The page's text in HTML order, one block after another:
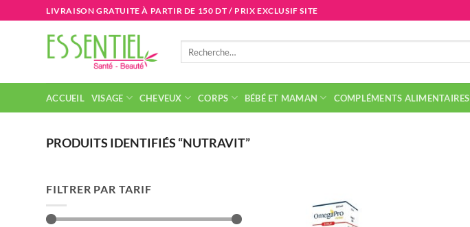
au
LIVRAISON GRATUITE À PARTIR DE 150 DT / PRIX EXCLUSIF SITE
ACCUEIL VISAGE CHEVEUX CORPS BÉBÉ ET MAMAN COMPLÉMENTS ALIMENTAIRES
PRODUITS IDENTIFIÉS “NUTRAVIT”
FILTRER PAR TARIF